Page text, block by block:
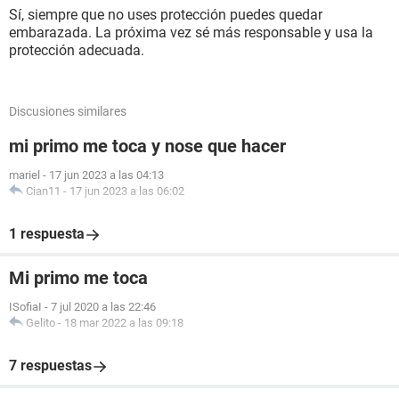
Sí, siempre que no uses protección puedes quedar
embarazada. La próxima vez sé más responsable y usa la
protección adecuada.
Discusiones similares
mi primo me toca y nose que hacer
mariel - 17 jun 2023 a las 04:13
Cian11 - 17 jun 2023 a las 06:02
1 respuesta
Mi primo me toca
ISofiaI - 7 jul 2020 a las 22:46
Gelito - 18 mar 2022 a las 09:18
7 respuestas